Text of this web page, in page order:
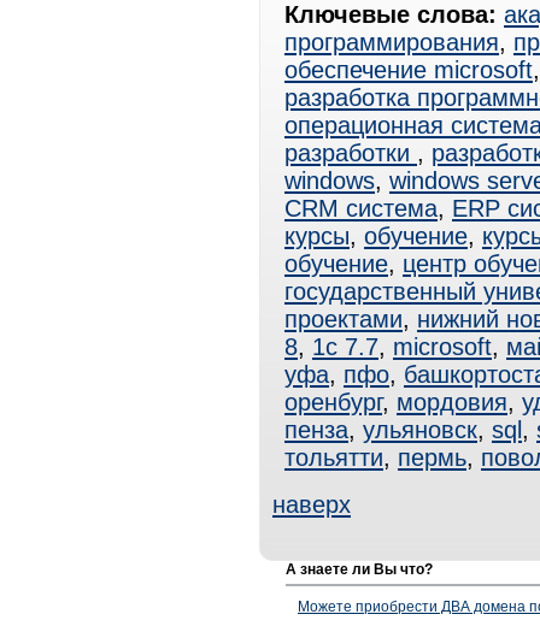
Ключевые слова:
программирования,
обеспечение microsoft
разработка
операционная
разработки ,
windows, windows
CRM система, ERP
курсы, обучение,
обучение, центр
государственный
проектами, нижний
8, 1с 7.7, microsoft,
уфа, пфо,
оренбург, мордовия,
пенза, ульяновск, sql ,
тольятти, пермь,
наверх
А знаете ли Вы что?
Можете приобрести ДВА домена